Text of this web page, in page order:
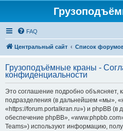
FAQ
Центральный сайт Список
Грузоподъёмные краны -
конфиденциальности
Это соглашение подробно объясняет,
подразделения (в дальнейшем «мы»,
«https://forum.portalkran.ru») и phpBB
обеспечение phpBB»,
Teams») используют информацию,